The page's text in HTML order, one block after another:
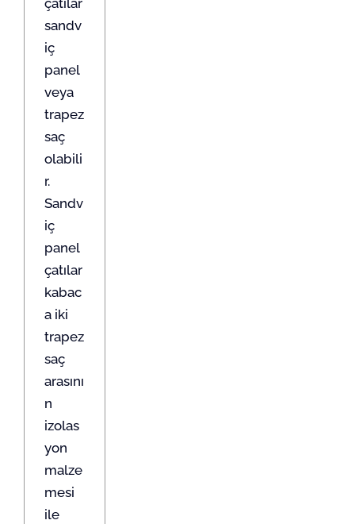
çatılar
sandv
iç
panel
veya
trapez
saç
olabili
r.
Sandv
iç
panel
çatılar
kabac
a iki
trapez
saç
arasını
n
izolas
yon
malze
mesi
ile